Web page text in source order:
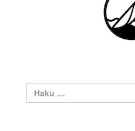
Haku: